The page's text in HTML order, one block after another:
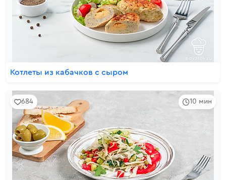
Котлеты из кабачков с сыром
10 мин
684